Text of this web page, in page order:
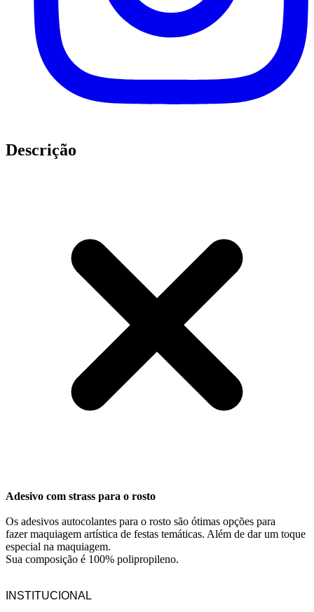
Descrição
Adesivo com strass para o rosto
Os adesivos autocolantes para o rosto são ótimas opções para
fazer maquiagem artística de festas temáticas. Além de dar um toque
especial na maquiagem.
Sua composição é 100% polipropileno.
INSTITUCIONAL